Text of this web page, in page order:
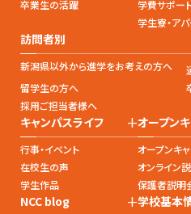
卒業生の活躍
学費サポー
学生寮・ア
訪問者別
新潟県以外から進学をお考えの方へ
留学生の方へ
採用ご担当者様へ
キャンパスライフ +
行事・イベント
在校生の声
学生作品
オープン
オープンキ
オンライン
保護者説明
NCC blog +学校基本